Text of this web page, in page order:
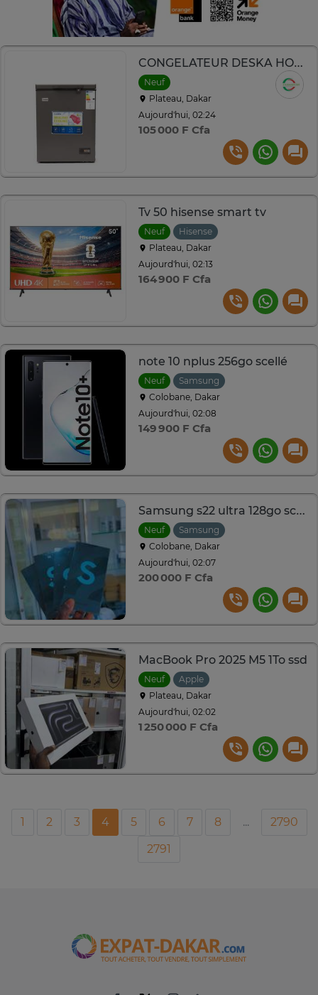
CONGELATEUR DESKA HORIZONTAL 200LITRES GRIS FRZ175DK7
Neuf
Plateau, Dakar
Aujourd'hui, 02:24
105 000 F Cfa
Tv 50 hisense smart tv
Neuf
Hisense
Plateau, Dakar
Aujourd'hui, 02:13
164 900 F Cfa
note 10 nplus 256go scellé
Neuf
Samsung
Colobane, Dakar
Aujourd'hui, 02:08
149 900 F Cfa
Samsung s22 ultra 128go scellé
Neuf
Samsung
Colobane, Dakar
Aujourd'hui, 02:07
200 000 F Cfa
MacBook Pro 2025 M5 1To ssd
Neuf
Apple
Plateau, Dakar
Aujourd'hui, 02:02
1 250 000 F Cfa
1 2 3 4 5 6 7 8 ...
2790
2791